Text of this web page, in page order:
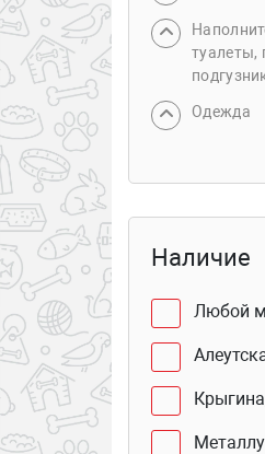
туалеты,
Одежда
Наличие
Любой